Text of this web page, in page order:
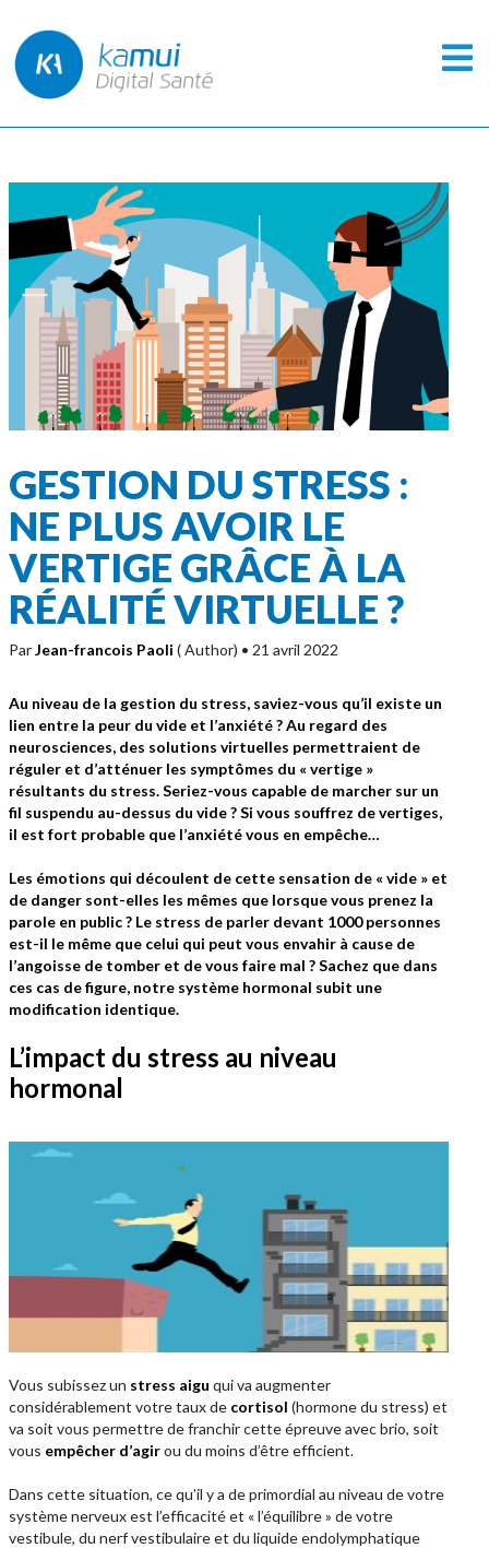
GESTION DU STRESS :
NE PLUS AVOIR LE
VERTIGE GRÂCE À LA
RÉALITÉ VIRTUELLE ?
ParJean-francois Paoli ( Author) • 21 avril 2022
Au niveau de la gestion du stress, saviez-vous qu’il existe un
lien entre la peur du vide et l’anxiété ? Au regard des
neurosciences, des solutions virtuelles permettraient de
réguler et d’atténuer les symptômes du « vertige »
résultants du stress. Seriez-vous capable de marcher sur un
fil suspendu au-dessus du vide ? Si vous souffrez de vertiges,
il est fort probable que l’anxiété vous en empêche…
Les émotions qui découlent de cette sensation de « vide » et
de danger sont-elles les mêmes que lorsque vous prenez la
parole en public ? Le stress de parler devant 1000 personnes
est-il le même que celui qui peut vous envahir à cause de
l’angoisse de tomber et de vous faire mal ? Sachez que dans
ces cas de figure, notre système hormonal subit une
modification identique.
L’impact du stress au niveau
hormonal
Vous subissez un stress aigu qui va augmenter
considérablement votre taux de cortisol (hormone du stress) et
va soit vous permettre de franchir cette épreuve avec brio, soit
vous empêcher d’agirou du moins d’être efficient.
Dans cette situation, ce qu’il y a de primordial au niveau de votre
système nerveux est l’efficacité et « l’équilibre » de votre
vestibule, du nerf vestibulaire et du liquide endolymphatique